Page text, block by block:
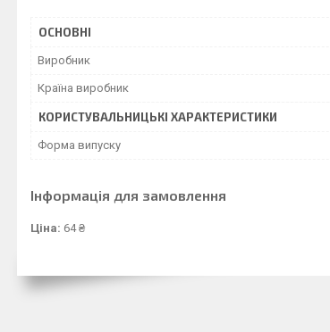
ОСНОВНІ
Виробник
Країна виробник
КОРИСТУВАЛЬНИЦЬКІ ХАРАКТЕРИСТИКИ
Форма випуску
Інформація для замовлення
Ціна: 64 ₴